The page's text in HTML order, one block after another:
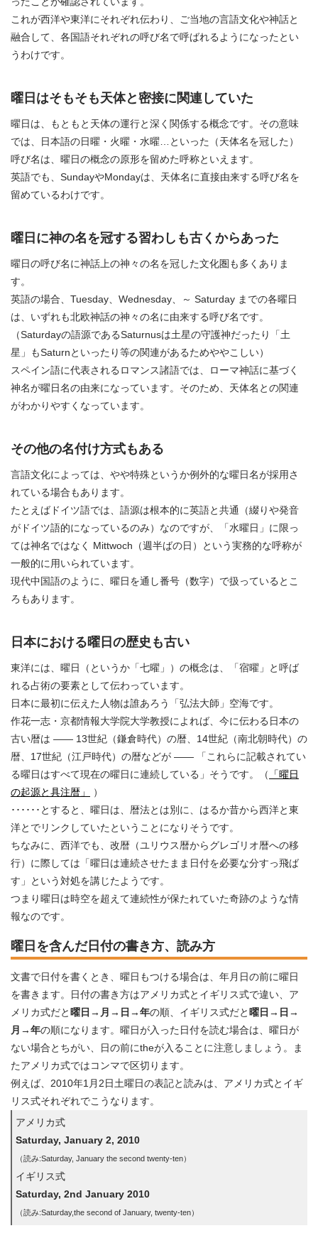
これが西洋や東洋にそれぞれ伝わり、ご当地の言語文化や神話と
融合して、各国語それぞれの呼び名で呼ばれるようになったとい
うわけです。
曜日はそもそも天体と密接に関連していた
曜日は、もともと天体の運行と深く関係する概念です。その意味
では、日本語の日曜・火曜・水曜…といった（天体名を冠した）
呼び名は、曜日の概念の原形を留めた呼称といえます。
英語でも、SundayやMondayは、天体名に直接由来する呼び名を
留めているわけです。
曜日に神の名を冠する習わしも古くからあった
曜日の呼び名に神話上の神々の名を冠した文化圏も多くありま
す。
英語の場合、Tuesday、Wednesday、～ Saturday までの各曜日
は、いずれも北欧神話の神々の名に由来する呼び名です。
（Saturdayの語源であるSaturnusは土星の守護神だったり「土
星」もSaturnといったり等の関連があるためややこしい）
スペイン語に代表されるロマンス諸語では、ローマ神話に基づく
神名が曜日名の由来になっています。そのため、天体名との関連
がわかりやすくなっています。
その他の名付け方式もある
言語文化によっては、やや特殊というか例外的な曜日名が採用さ
れている場合もあります。
たとえばドイツ語では、語源は根本的に英語と共通（綴りや発音
がドイツ語的になっているのみ）なのですが、「水曜日」に限っ
ては神名ではなく Mittwoch（週半ばの日）という実務的な呼称が
一般的に用いられています。
現代中国語のように、曜日を通し番号（数字）で扱っているとこ
ろもあります。
日本における曜日の歴史も古い
東洋には、曜日（というか「七曜」）の概念は、「宿曜」と呼ば
れる占術の要素として伝わっています。
日本に最初に伝えた人物は誰あろう「弘法大師」空海です。
作花一志・京都情報大学院大学教授によれば、今に伝わる日本の
古い暦は ―― 13世紀（鎌倉時代）の暦、14世紀（南北朝時代）の
暦、17世紀（江戸時代）の暦などが ―― 「これらに記載されてい
る曜日はすべて現在の曜日に連続している」そうです。（
「曜日
の起源と具注暦」
）
･･････とすると、曜日は、暦法とは別に、はるか昔から西洋と東
洋とでリンクしていたということになりそうです。
ちなみに、西洋でも、改暦（ユリウス暦からグレゴリオ暦への移
行）に際しては「曜日は連続させたまま日付を必要な分すっ飛ば
す」という対処を講じたようです。
つまり曜日は時空を超えて連続性が保たれていた奇跡のような情
報なのです。
曜日を含んだ日付の書き方、読み方
文書で日付を書くとき、曜日もつける場合は、年月日の前に曜日
を書きます。日付の書き方はアメリカ式とイギリス式で違い、ア
メリカ式だと 曜日→月→日→年の順、イギリス式だと 曜日→日→
月→年の順になります。曜日が入った日付を読む場合は、曜日が
ない場合とちがい、日の前にtheが入ることに注意しましょう。ま
たアメリカ式ではコンマで区切ります。
例えば、2010年1月2日土曜日の表記と読みは、アメリカ式とイギ
リス式それぞれでこうなります。
アメリカ式
Saturday, January 2, 2010
（読み:Saturday, January the second twenty-ten）
イギリス式
Saturday, 2nd January 2010
（読み:Saturday,the second of January, twenty-ten）